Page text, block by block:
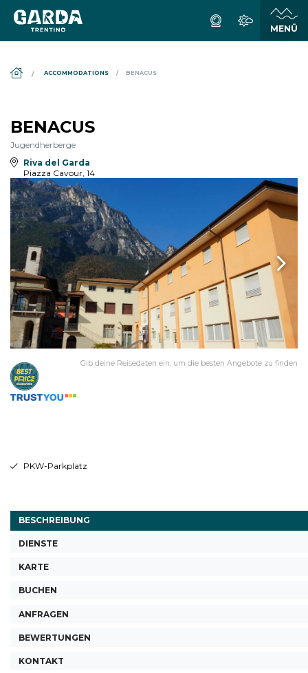
ACCOMMODATIONS BENACUS
BENACUS
Jugendherberge
Riva del Garda
Piazza Cavour, 14
Gib deine Reisedaten ein, um die besten Angebote zu finden
PKW-Parkplatz
BESCHREIBUNG
DIENSTE
KARTE
BUCHEN
ANFRAGEN
BEWERTUNGEN
KONTAKT